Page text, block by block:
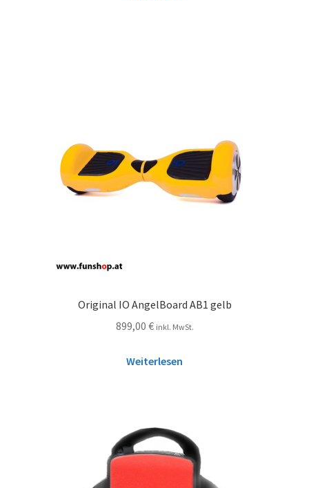
Original IO AngelBoard AB1 gelb
899,00 € inkl. MwSt.
Weiterlesen